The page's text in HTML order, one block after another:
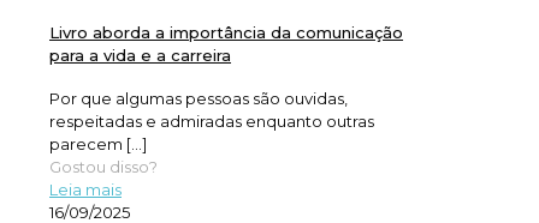
Livro aborda a importância da comunicação
para a vida e a carreira
Por que algumas pessoas são ouvidas,
respeitadas e admiradas enquanto outras
parecem […]
Gostou disso?
Leia mais
16/09/2025